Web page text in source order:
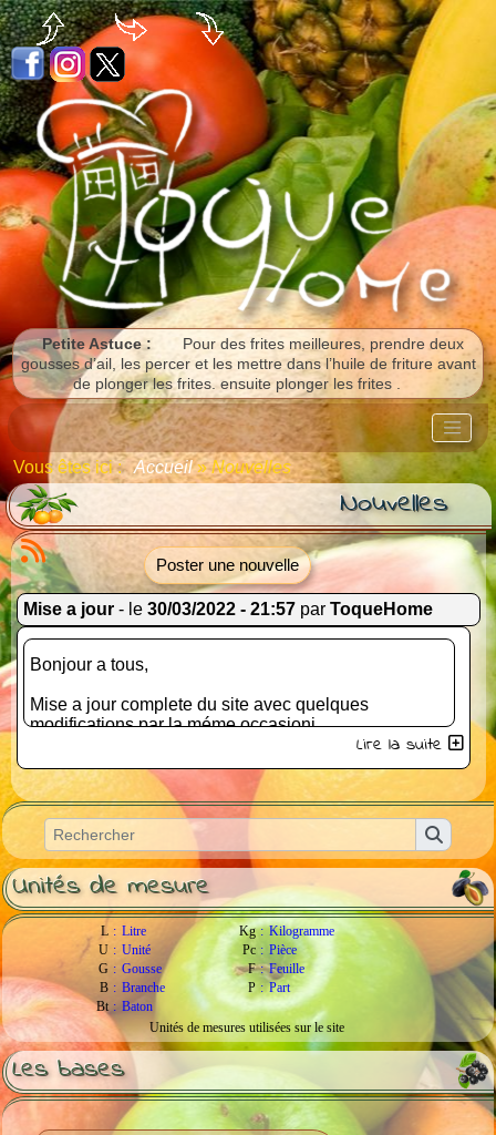
Petite Astuce :
Pour des frites meilleures, prendre deux
gousses d’ail, les percer et les mettre dans l’huile de friture avant
de plonger les frites. ensuite plonger les frites .
Vous êtes ici :Accueil»Nouvelles
Unités de mesure
L : Litre Kg : Kilogramme
U : Unité Pc : Pièce
G : Gousse F : Feuille
B : Branche P : Part
Bt : Baton
Unités de mesures utilisées sur le site
Les bases
Nouvelles
Poster une nouvelle
Mise a jour - le 30/03/2022 - 21:57par ToqueHome
Bonjour a tous,
Mise a jour complete du site avec quelques
modifications par la méme occasionj.
bonne continuation
ToqueHome
Lire la suite
Panneau de gestion des cookies